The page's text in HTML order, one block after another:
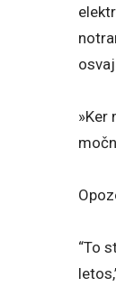
»Ker
“To